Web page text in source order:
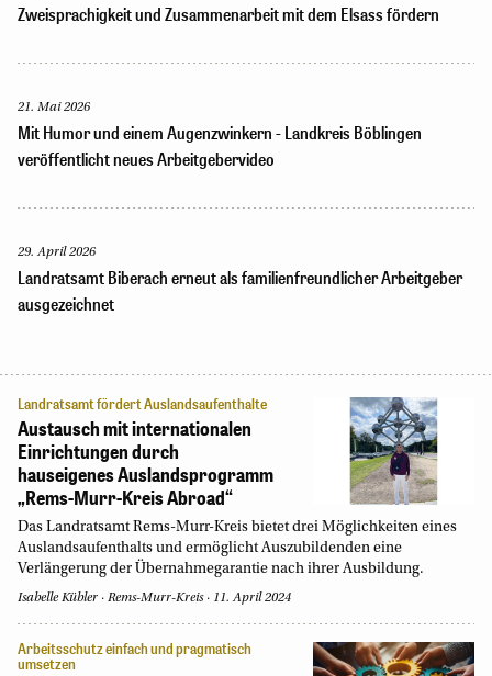
Zweisprachigkeit und Zusammenarbeit mit dem Elsass fördern
21. Mai 2026
Mit Humor und einem Augenzwinkern - Landkreis Böblingen
veröffentlicht neues Arbeitgebervideo
29. April 2026
Landratsamt Biberach erneut als familienfreundlicher Arbeitgeber
ausgezeichnet
Landratsamt fördert Auslandsaufenthalte
Austausch mit internationalen
Einrichtungen durch
hauseigenes Auslandsprogramm
„Rems-Murr-Kreis Abroad“
Das Landratsamt Rems-Murr-Kreis bietet drei Möglichkeiten eines
Auslandsaufenthalts und ermöglicht Auszubildenden eine
Verlängerung der Übernahmegarantie nach ihrer Ausbildung.
Isabelle Kübler Rems-Murr-Kreis 11. April 2024
Arbeitsschutz einfach und pragmatisch
umsetzen